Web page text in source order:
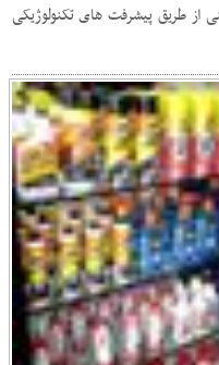
از طریق پیشرفت های تکنولوژیکی